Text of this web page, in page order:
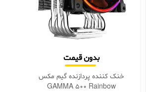
بدون قیمت
خنک کننده پردازنده گیم مکس
GAMMA 500 Rainbow